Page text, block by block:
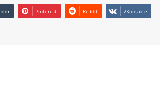
Pinterest Reddit VKontakte